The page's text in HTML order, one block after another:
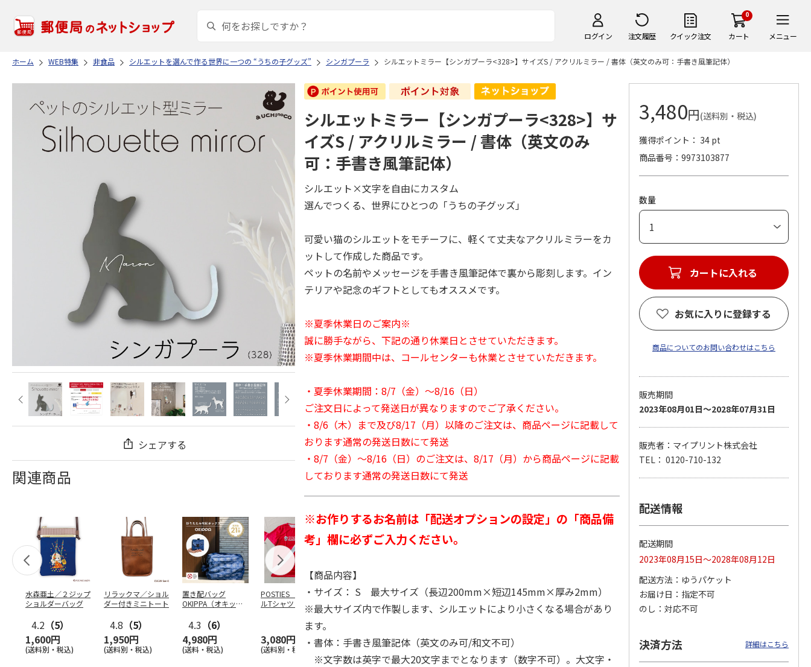
ログイン 注文履歴 クイック注文
0
カート メニュー
ホーム WEB特集 非食品 シルエットを選んで作る世界に一つの “うちの子グッズ” シンガプーラ シルエットミラー【シンガプーラ<328>】サイズS / アクリルミラー / 書体（英文のみ可：手書き風筆記体）
シェアする
関連商品
水森亜土／２ジップ
ショルダーバッグ
4.2 （5）
1,600円
(送料別・税込)
リラックマ／ショル
ダー付きミニトート
4.8 （5）
1,950円
(送料別・税込)
置き配バッグ
OKIPPA（オキッ
4.3 （6）
4,980円
(送料・税込)
POSTIES オリジナ
ルTシャツ Sサイズ
3,080円
(送料別・税込)
アニメ『ジョジョの
奇妙な冒険 黄金の
風』CITY POP…
4,939円
(送料別・税込)
コジコジ／ショルダ
ー付きバッグ
1,760円
(送料別・税込)
アニメ『ジョジョの
奇妙な冒険 黄金の
風』CITY POP …
3,839円
(送料別・税込)
『ジョジョの奇妙な
冒険 スターダスト
クルセイダース』
『ジョジョの奇妙な
冒険 スターダスト
クルセイダース』
3,300円
(送料別・税込)
3,300円
(送料別・税込)
シルエットミラー【シンガプーラ<328>】サ
イズS / アクリルミラー / 書体（英文のみ
可：手書き風筆記体）
シルエット×文字を自由にカスタム
選んでつくる、世界にひとつの「うちの子グッズ」
可愛い猫のシルエットをモチーフに、軽くて丈夫なアクリルミラーをカ
ットして作成した商品です。
ペットの名前やメッセージを手書き風筆記体で裏から彫刻します。イン
テリアや記念のギフトとしてもオススメです。
※夏季休業日のご案内※
誠に勝手ながら、下記の通り休業日とさせていただきます。
※夏季休業期間中は、コールセンターも休業とさせていただきます。
・夏季休業期間：8/7（金）～8/16（日）
ご注文日によって発送日が異なりますのでご了承ください。
・8/6（木）まで及び8/17（月）以降のご注文は、商品ページに記載して
おります通常の発送日数にて発送
・8/7（金）～8/16（日）のご注文は、8/17（月）から商品ページに記載
しております通常の発送日数にて発送
※お作りするお名前は「配送オプションの設定」の「商品備
考」欄に必ずご入力ください。
【商品内容】
・サイズ： S 最大サイズ（長辺200mm×短辺145mm×厚み2mm）
※最大サイズ内で作製します、シルエットにより小さくなる場合があり
ます。
・書体：手書き風筆記体（英文のみ可/和文不可）
※文字数は英字で最大20文字までとなります（数字不可）。大文字・
3,480円(送料別・税込)
獲得ポイント： 34 pt
商品番号
9973103877
数量
カートに入れる
お気に入りに登録する
商品についてのお問い合わせはこちら
販売期間
2023年08月01日～2028年07月31日
販売者：マイプリント株式会社
TEL： 0120-710-132
配送情報
配送期間
2023年08月15日～2028年08月12日
配送方法
ゆうパケット
お届け日
指定不可
のし
対応不可
決済方法 詳細はこちら